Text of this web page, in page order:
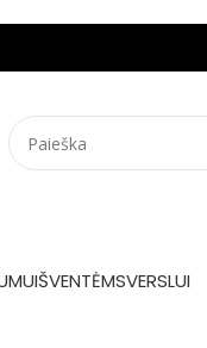
ŠVENTĖMSVERSLUI